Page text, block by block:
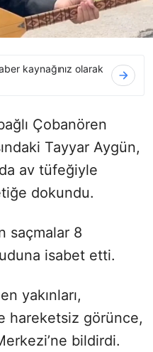
kaynağınız olarak
Çobanören
Tayyar Aygün,
av tüfeğiyle
dokundu.
saçmalar 8
isabet etti.
yakınları,
hareketsiz görünce,
bildirdi.